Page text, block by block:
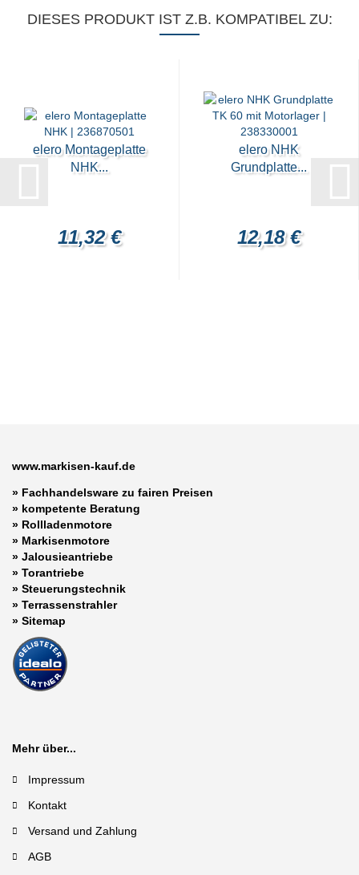
DIESES PRODUKT IST Z.B. KOMPATIBEL ZU:
elero Montageplatte
NHK...
11,32 €
elero NHK
Grundplatte...
12,18 €
www.markisen-kauf.de
» Fachhandelsware zu fairen Preisen
» kompetente Beratung
» Rollladenmotore
» Markisenmotore
» Jalousieantriebe
» Torantriebe
» Steuerungstechnik
» Terrassenstrahler
» Sitemap
Mehr über...
Impressum
Kontakt
Versand und Zahlung
AGB